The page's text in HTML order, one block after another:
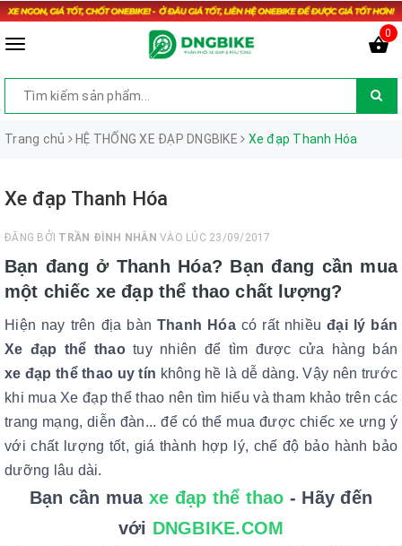
0
Trang chủ HỆ THỐNG XE ĐẠP DNGBIKE Xe đạp Thanh Hóa
Xe đạp Thanh Hóa
ĐĂNG BỞI TRẦN ĐÌNH NHÂN VÀO LÚC 23/09/2017
Bạn đang ở Thanh Hóa? Bạn đang cần mua
một chiếc xe đạp thể thao chất lượng?
Hiện nay trên địa bàn Thanh Hóacó rất nhiềuđại lý bán
Xe đạp thể thaotuy nhiên để tìm được cửa hàng bán
xe đạp thể thao uy tín không hề là dễ dàng. Vậy nên trước
khi mua Xe đạp thể thao nên tìm hiểu và tham khảo trên các
trang mạng, diễn đàn... để có thể mua được chiếc xe ưng ý
với chất lượng tốt, giá thành hợp lý, chế độ bảo hành bảo
dưỡng lâu dài.
Bạn cần mua xe đạp thể thao - Hãy đến
với DNGBIKE.COM